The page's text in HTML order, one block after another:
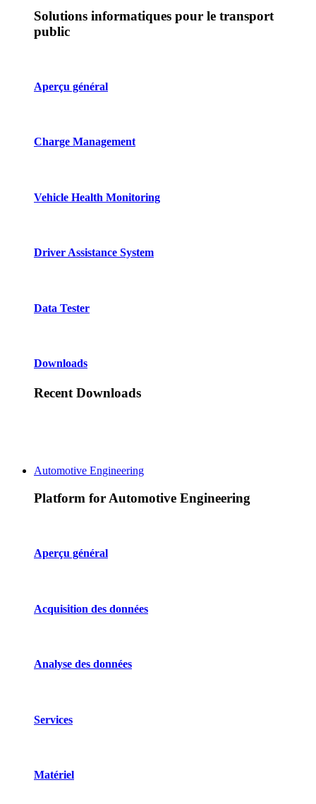
Solutions informatiques pour le transport
public
Aperçu général
Charge Management
Vehicle Health Monitoring
Driver Assistance System
Data Tester
Downloads
Recent Downloads
Automotive Engineering
Platform for Automotive Engineering
Aperçu général
Acquisition des données
Analyse des données
Services
Matériel